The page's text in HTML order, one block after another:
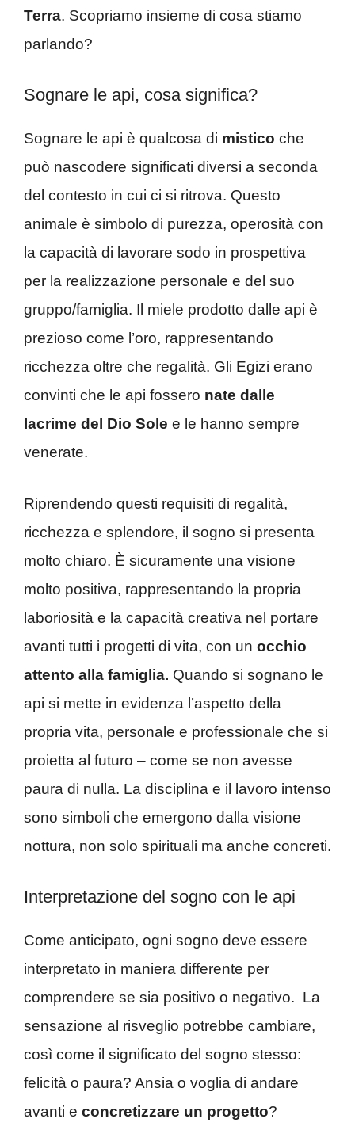
Terra. Scopriamo insieme di cosa stiamo
parlando?
Sognare le api, cosa significa?
Sognare le api è qualcosa di mistico che
può nascodere significati diversi a seconda
del contesto in cui ci si ritrova. Questo
animale è simbolo di purezza, operosità con
la capacità di lavorare sodo in prospettiva
per la realizzazione personale e del suo
gruppo/famiglia. Il miele prodotto dalle api è
prezioso come l’oro, rappresentando
ricchezza oltre che regalità. Gli Egizi erano
convinti che le api fossero nate dalle
lacrime del Dio Sole e le hanno sempre
venerate.
Riprendendo questi requisiti di regalità,
ricchezza e splendore, il sogno si presenta
molto chiaro. È sicuramente una visione
molto positiva, rappresentando la propria
laboriosità e la capacità creativa nel portare
avanti tutti i progetti di vita, con un occhio
attento alla famiglia. Quando si sognano le
api si mette in evidenza l’aspetto della
propria vita, personale e professionale che si
proietta al futuro – come se non avesse
paura di nulla. La disciplina e il lavoro intenso
sono simboli che emergono dalla visione
nottura, non solo spirituali ma anche concreti.
Interpretazione del sogno con le api
Come anticipato, ogni sogno deve essere
interpretato in maniera differente per
comprendere se sia positivo o negativo. La
sensazione al risveglio potrebbe cambiare,
così come il significato del sogno stesso:
felicità o paura? Ansia o voglia di andare
avanti e concretizzare un progetto?